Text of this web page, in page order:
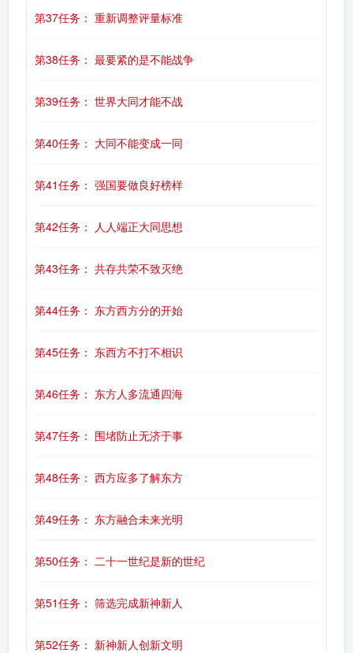
第37任务： 重新调整评量标准
第38任务： 最要紧的是不能战争
第39任务： 世界大同才能不战
第40任务： 大同不能变成一同
第41任务： 强国要做良好榜样
第42任务： 人人端正大同思想
第43任务： 共存共荣不致灭绝
第44任务： 东方西方分的开始
第45任务： 东西方不打不相识
第46任务： 东方人多流通四海
第47任务： 围堵防止无济于事
第48任务： 西方应多了解东方
第49任务： 东方融合未来光明
第50任务： 二十一世纪是新的世纪
第51任务： 筛选完成新神新人
第52任务： 新神新人创新文明